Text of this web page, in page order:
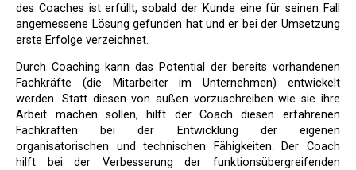
des Coaches ist erfüllt, sobald der Kunde eine für seinen Fall
angemessene Lösung gefunden hat und er bei der Umsetzung
erste Erfolge verzeichnet.
Durch Coaching kann das Potential der bereits vorhandenen
Fachkräfte (die Mitarbeiter im Unternehmen) entwickelt
werden. Statt diesen von außen vorzuschreiben wie sie ihre
Arbeit machen sollen, hilft der Coach diesen erfahrenen
Fachkräften bei der Entwicklung der eigenen
organisatorischen und technischen Fähigkeiten. Der Coach
hilft bei der Verbesserung der funktionsübergreifenden